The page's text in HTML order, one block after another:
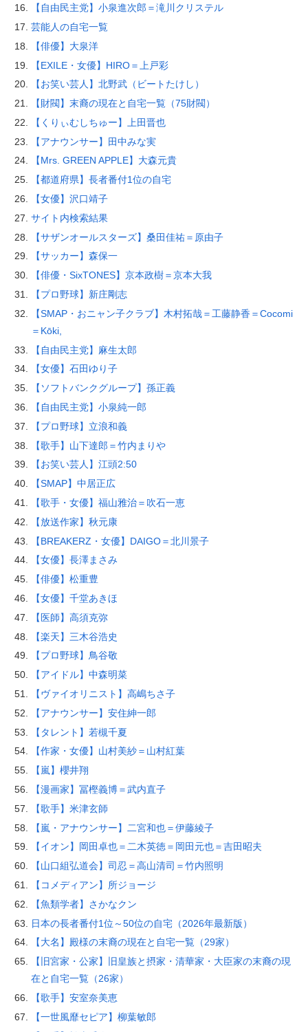
【自由民主党】小泉進次郎＝滝川クリステル
芸能人の自宅一覧
【俳優】大泉洋
【EXILE・女優】HIRO＝上戸彩
【お笑い芸人】北野武（ビートたけし）
【財閥】末裔の現在と自宅一覧（75財閥）
【くりぃむしちゅー】上田晋也
【アナウンサー】田中みな実
【Mrs. GREEN APPLE】大森元貴
【都道府県】長者番付1位の自宅
【女優】沢口靖子
サイト内検索結果
【サザンオールスターズ】桑田佳祐＝原由子
【サッカー】森保一
【俳優・SixTONES】京本政樹＝京本大我
【プロ野球】新庄剛志
【SMAP・おニャン子クラブ】木村拓哉＝工藤静香＝Cocomi
＝Kōki,
【自由民主党】麻生太郎
【女優】石田ゆり子
【ソフトバンクグループ】孫正義
【自由民主党】小泉純一郎
【プロ野球】立浪和義
【歌手】山下達郎＝竹内まりや
【お笑い芸人】江頭2:50
【SMAP】中居正広
【歌手・女優】福山雅治＝吹石一恵
【放送作家】秋元康
【BREAKERZ・女優】DAIGO＝北川景子
【女優】長澤まさみ
【俳優】松重豊
【女優】千堂あきほ
【医師】高須克弥
【楽天】三木谷浩史
【プロ野球】鳥谷敬
【アイドル】中森明菜
【ヴァイオリニスト】高嶋ちさ子
【アナウンサー】安住紳一郎
【タレント】若槻千夏
【作家・女優】山村美紗＝山村紅葉
【嵐】櫻井翔
【漫画家】冨樫義博＝武内直子
【歌手】米津玄師
【嵐・アナウンサー】二宮和也＝伊藤綾子
【イオン】岡田卓也＝二木英徳＝岡田元也＝吉田昭夫
【山口組弘道会】司忍＝高山清司＝竹内照明
【コメディアン】所ジョージ
【魚類学者】さかなクン
日本の長者番付1位～50位の自宅（2026年最新版）
【大名】殿様の末裔の現在と自宅一覧（29家）
【旧宮家・公家】旧皇族と摂家・清華家・大臣家の末裔の現
在と自宅一覧（26家）
【歌手】安室奈美恵
【一世風靡セピア】柳葉敏郎